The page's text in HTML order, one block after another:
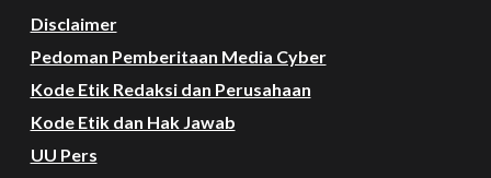
Disclaimer
Pedoman Pemberitaan Media Cyber
Kode Etik Redaksi dan Perusahaan
Kode Etik dan Hak Jawab
UU Pers